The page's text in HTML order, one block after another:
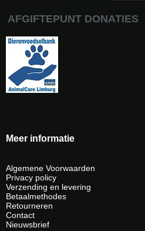
AFGIFTEPUNT DONATIES
Meer informatie
Algemene Voorwaarden
Privacy policy
Verzending en levering
Betaalmethodes
Retourneren
Contact
Nieuwsbrief